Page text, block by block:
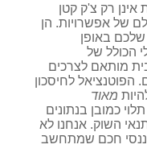
אינן רק צ'ק קטן
של אפשרויות. הן
באופן
הכולל של
מותאם לצרכים
לחיסכון
מאוד
כמובן בנתונים
השוק. אנחנו לא
חכם שמתחשב